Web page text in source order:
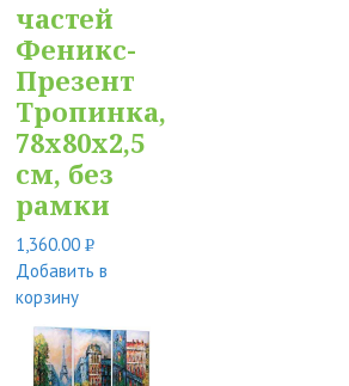
частей
Феникс-
Презент
Тропинка,
78x80x2,5
см, без
рамки
1,360.00Р
УБ.
Добавить в
корзину